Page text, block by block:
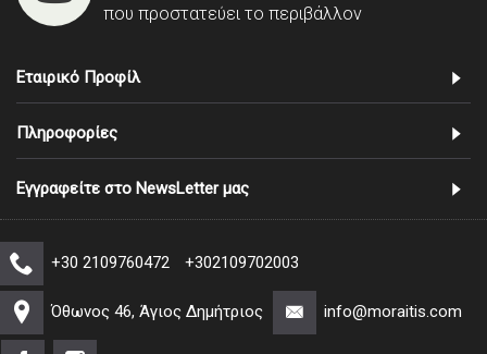
που προστατεύει το περιβάλλον
Εταιρικό Προφίλ
Πληροφορίες
Εγγραφείτε στο NewsLetter μας
+30 2109760472 +302109702003
Όθωνος 46, Άγιος Δημήτριος info@moraitis.com